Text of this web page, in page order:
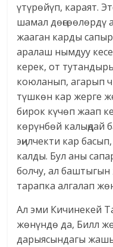
үтүрөйүп, караят.
шамал дөңсөөлөрдү
жааган карды
аралаш нымдуу
керек, от
коюланып, агарып
түшкөн кар жерге
бирок күчөп жаап
көрүнбөй
эңилчекти кар
калды. Бул аны
болчу, ал баштыгын
тарапка алгалап
Ал эми Кичинекей
жөнүндө да, Билл
дарыясындагы